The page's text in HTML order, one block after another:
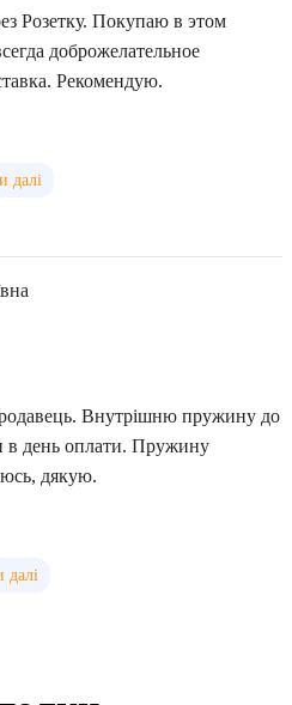
Розетку. Покупаю в этом
доброжелательное
Рекомендую.
далі
Внутрішню пружину до
в день оплати. Пружину
дякую.
далі